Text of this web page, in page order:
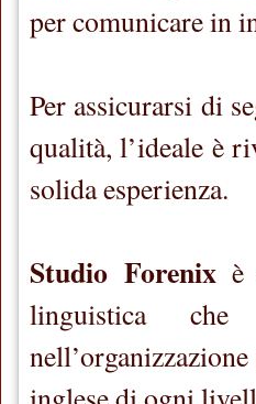
per comunicare in
Per assicurarsi di
qualità, l’ideale è
solida esperienza.
Studio Forenixè
linguistica che